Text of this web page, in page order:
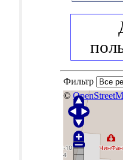
Фильтр
©